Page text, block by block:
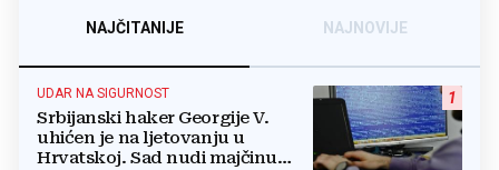
NAJČITANIJE NAJNOVIJE
1
UDAR NA SIGURNOST
Srbijanski haker Georgije V.
uhićen je na ljetovanju u
Hrvatskoj. Sad nudi majčinu